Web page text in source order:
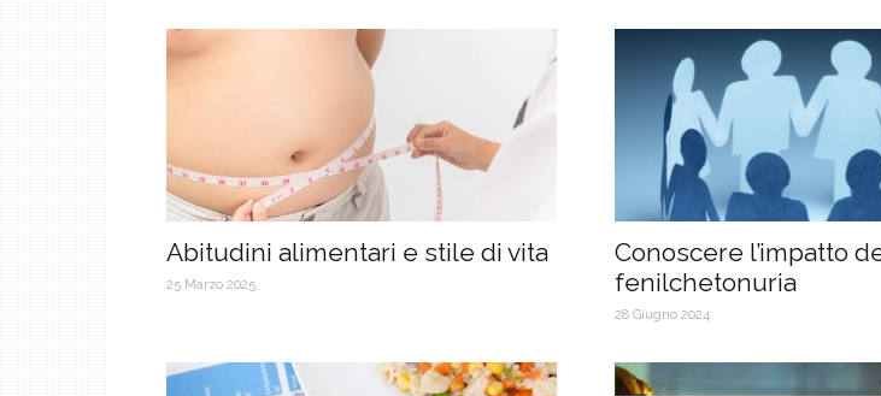
Abitudini alimentari e stile di vita
25 Marzo 2025
Conoscere l’impatto
fenilchetonuria
28 Giugno 2024